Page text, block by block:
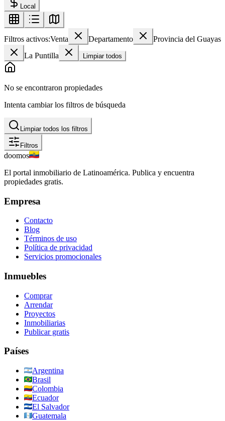
Local
Filtros activos:Venta Departamento
Provincia del Guayas
La Puntilla
Limpiar todos
No se encontraron propiedades
Intenta cambiar los filtros de búsqueda
Limpiar todos los filtros
Filtros
doomos
El portal inmobiliario de Latinoamérica. Publica y encuentra
propiedades gratis.
Empresa
Contacto
Blog
Términos de uso
Política de privacidad
Servicios promocionales
Inmuebles
Comprar
Arrendar
Proyectos
Inmobiliarias
Publicar gratis
Países
Argentina
Brasil
Colombia
Ecuador
El Salvador
Guatemala